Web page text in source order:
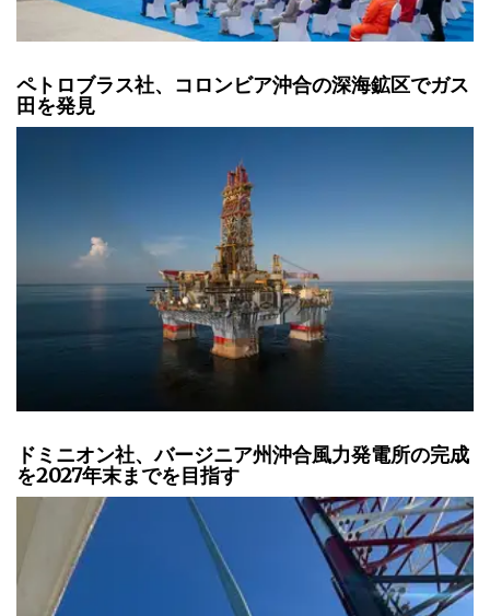
ペトロブラス社、コロンビア沖合の深海鉱区でガス
田を発見
ドミニオン社、バージニア州沖合風力発電所の完成
を2027年末までを目指す